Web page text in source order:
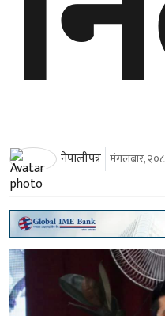
नेपालीपत्र मंगलबार,